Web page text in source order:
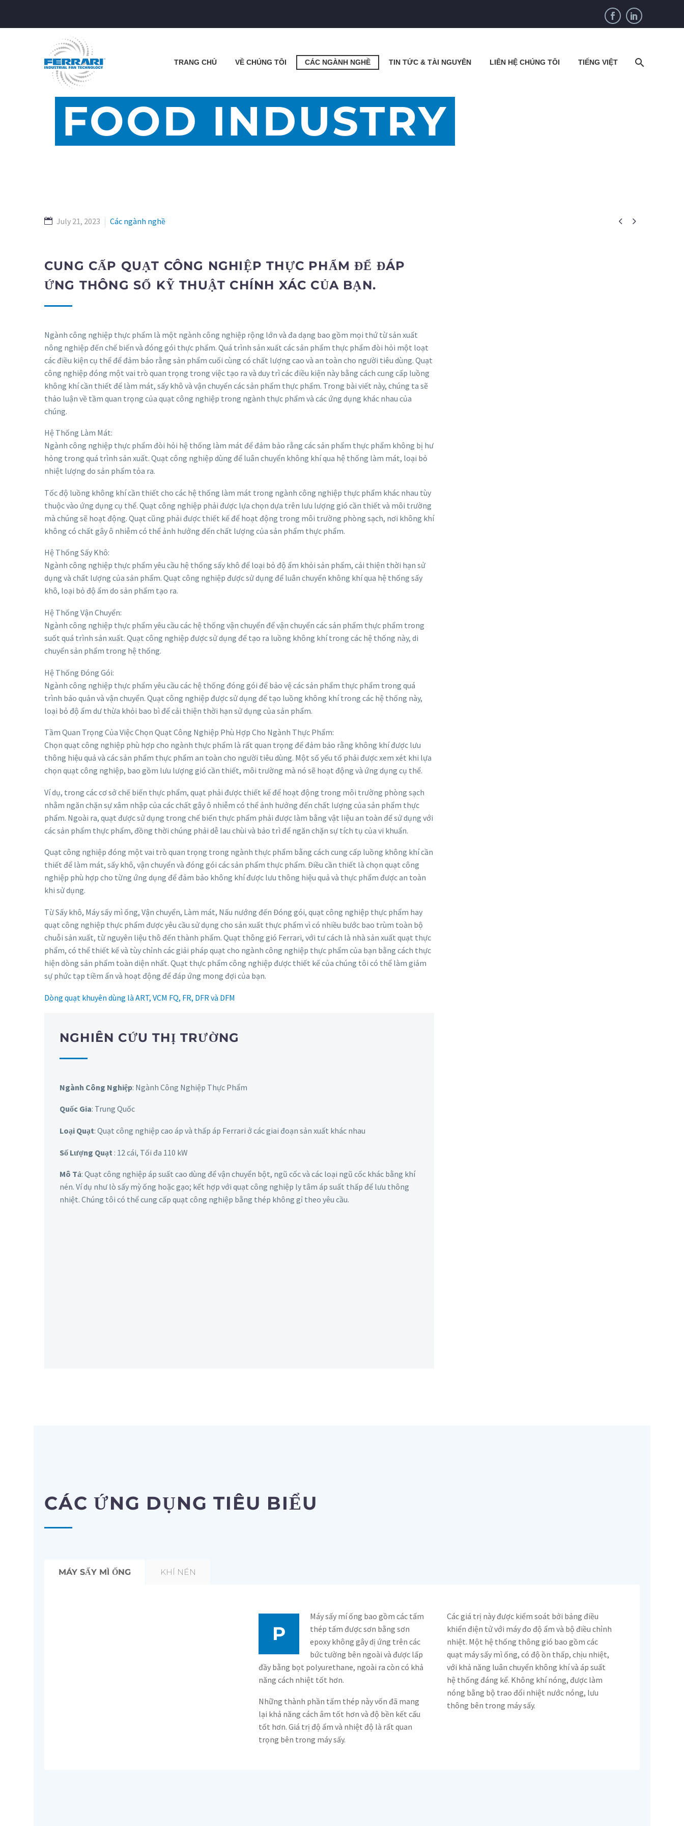
TRANG CHỦ VỀ CHÚNG TÔI CÁC NGÀNH NGHỀ TIN TỨC & TÀI NGUYÊN LIÊN HỆ CHÚNG TÔI TIẾNG VIỆT
FOOD INDUSTRY
 
July 21, 2023 Các ngành nghề
CUNG CẤP QUẠT CÔNG NGHIỆP THỰC PHẨM ĐỂ ĐÁP
ỨNG THÔNG SỐ KỸ THUẬT CHÍNH XÁC CỦA BẠN.
Ngành công nghiệp thực phẩm là một ngành công nghiệp rộng lớn và đa dạng bao gồm mọi thứ từ sản xuất
nông nghiệp đến chế biến và đóng gói thực phẩm. Quá trình sản xuất các sản phẩm thực phẩm đòi hỏi một loạt
các điều kiện cụ thể để đảm bảo rằng sản phẩm cuối cùng có chất lượng cao và an toàn cho người tiêu dùng. Quạt
công nghiệp đóng một vai trò quan trọng trong việc tạo ra và duy trì các điều kiện này bằng cách cung cấp luồng
không khí cần thiết để làm mát, sấy khô và vận chuyển các sản phẩm thực phẩm. Trong bài viết này, chúng ta sẽ
thảo luận về tầm quan trọng của quạt công nghiệp trong ngành thực phẩm và các ứng dụng khác nhau của
chúng.
Hệ Thống Làm Mát:
Ngành công nghiệp thực phẩm đòi hỏi hệ thống làm mát để đảm bảo rằng các sản phẩm thực phẩm không bị hư
hỏng trong quá trình sản xuất. Quạt công nghiệp dùng để luân chuyển không khí qua hệ thống làm mát, loại bỏ
nhiệt lượng do sản phẩm tỏa ra.
Tốc độ luồng không khí cần thiết cho các hệ thống làm mát trong ngành công nghiệp thực phẩm khác nhau tùy
thuộc vào ứng dụng cụ thể. Quạt công nghiệp phải được lựa chọn dựa trên lưu lượng gió cần thiết và môi trường
mà chúng sẽ hoạt động. Quạt cũng phải được thiết kế để hoạt động trong môi trường phòng sạch, nơi không khí
không có chất gây ô nhiễm có thể ảnh hưởng đến chất lượng của sản phẩm thực phẩm.
Hệ Thống Sấy Khô:
Ngành công nghiệp thực phẩm yêu cầu hệ thống sấy khô để loại bỏ độ ẩm khỏi sản phẩm, cải thiện thời hạn sử
dụng và chất lượng của sản phẩm. Quạt công nghiệp được sử dụng để luân chuyển không khí qua hệ thống sấy
khô, loại bỏ độ ẩm do sản phẩm tạo ra.
Hệ Thống Vận Chuyển:
Ngành công nghiệp thực phẩm yêu cầu các hệ thống vận chuyển để vận chuyển các sản phẩm thực phẩm trong
suốt quá trình sản xuất. Quạt công nghiệp được sử dụng để tạo ra luồng không khí trong các hệ thống này, di
chuyển sản phẩm trong hệ thống.
Hệ Thống Đóng Gói:
Ngành công nghiệp thực phẩm yêu cầu các hệ thống đóng gói để bảo vệ các sản phẩm thực phẩm trong quá
trình bảo quản và vận chuyển. Quạt công nghiệp được sử dụng để tạo luồng không khí trong các hệ thống này,
loại bỏ độ ẩm dư thừa khỏi bao bì để cải thiện thời hạn sử dụng của sản phẩm.
Tầm Quan Trọng Của Việc Chọn Quạt Công Nghiệp Phù Hợp Cho Ngành Thực Phẩm:
Chọn quạt công nghiệp phù hợp cho ngành thực phẩm là rất quan trọng để đảm bảo rằng không khí được lưu
thông hiệu quả và các sản phẩm thực phẩm an toàn cho người tiêu dùng. Một số yếu tố phải được xem xét khi lựa
chọn quạt công nghiệp, bao gồm lưu lượng gió cần thiết, môi trường mà nó sẽ hoạt động và ứng dụng cụ thể.
Ví dụ, trong các cơ sở chế biến thực phẩm, quạt phải được thiết kế để hoạt động trong môi trường phòng sạch
nhằm ngăn chặn sự xâm nhập của các chất gây ô nhiễm có thể ảnh hưởng đến chất lượng của sản phẩm thực
phẩm. Ngoài ra, quạt được sử dụng trong chế biến thực phẩm phải được làm bằng vật liệu an toàn để sử dụng với
các sản phẩm thực phẩm, đồng thời chúng phải dễ lau chùi và bảo trì để ngăn chặn sự tích tụ của vi khuẩn.
Quạt công nghiệp đóng một vai trò quan trọng trong ngành thực phẩm bằng cách cung cấp luồng không khí cần
thiết để làm mát, sấy khô, vận chuyển và đóng gói các sản phẩm thực phẩm. Điều cần thiết là chọn quạt công
nghiệp phù hợp cho từng ứng dụng để đảm bảo không khí được lưu thông hiệu quả và thực phẩm được an toàn
khi sử dụng.
Từ Sấy khô, Máy sấy mì ống, Vận chuyển, Làm mát, Nấu nướng đến Đóng gói, quạt công nghiệp thực phẩm hay
quạt công nghiệp thực phẩm được yêu cầu sử dụng cho sản xuất thực phẩm vì có nhiều bước bao trùm toàn bộ
chuỗi sản xuất, từ nguyên liệu thô đến thành phẩm. Quạt thông gió Ferrari, với tư cách là nhà sản xuất quạt thực
phẩm, có thể thiết kế và tùy chỉnh các giải pháp quạt cho ngành công nghiệp thực phẩm của bạn bằng cách thực
hiện dòng sản phẩm toàn diện nhất. Quạt thực phẩm công nghiệp được thiết kế của chúng tôi có thể làm giảm
sự phức tạp tiềm ẩn và hoạt động để đáp ứng mong đợi của bạn.
Dòng quạt khuyên dùng là ART, VCM FQ, FR, DFR và DFM
NGHIÊN CỨU THỊ TRƯỜNG
Ngành Công Nghiệp: Ngành Công Nghiệp Thực Phẩm
Quốc Gia: Trung Quốc
Loại Quạt: Quạt công nghiệp cao áp và thấp áp Ferrari ở các giai đoạn sản xuất khác nhau
Số Lượng Quạt : 12 cái, Tối đa 110 kW
Mô Tả: Quạt công nghiệp áp suất cao dùng để vận chuyển bột, ngũ cốc và các loại ngũ cốc khác bằng khí
nén. Ví dụ như lò sấy mỳ ống hoặc gạo; kết hợp với quạt công nghiệp ly tâm áp suất thấp để lưu thông
nhiệt. Chúng tôi có thể cung cấp quạt công nghiệp bằng thép không gỉ theo yêu cầu.
CÁC ỨNG DỤNG TIÊU BIỂU
MÁY SẤY MÌ ỐNG KHÍ NÉN
P
Máy sấy mí ống bao gồm các tấm
thép tấm được sơn bằng sơn
epoxy không gây dị ứng trên các
bức tường bên ngoài và được lấp
đầy bằng bọt polyurethane, ngoài ra còn có khả
năng cách nhiệt tốt hơn.
Những thành phần tấm thép này vốn đã mang
lại khả năng cách âm tốt hơn và độ bền kết cấu
tốt hơn. Giá trị độ ẩm và nhiệt độ là rất quan
trọng bên trong máy sấy.
Các giá trị này được kiểm soát bởi bảng điều
khiển điện tử với máy đo độ ẩm và bộ điều chỉnh
nhiệt. Một hệ thống thông gió bao gồm các
quạt máy sấy mì ống, có độ ồn thấp, chịu nhiệt,
với khả năng luân chuyển không khí và áp suất
hệ thống đáng kể. Không khí nóng, được làm
nóng bằng bộ trao đổi nhiệt nước nóng, lưu
thông bên trong máy sấy.